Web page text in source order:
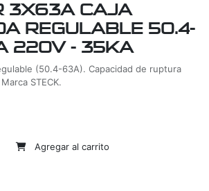
3X63A CAJA
REGULABLE 50.4-
220V - 35KA
(50.4-63A). Capacidad de ruptura
STECK.
Agregar al carrito